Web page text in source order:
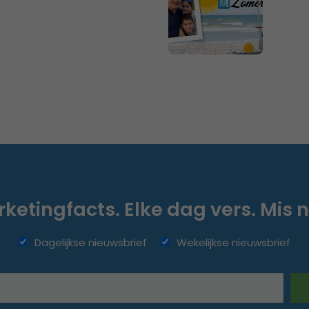
Elke dag vers. Mis
Dagelijkse nieuwsbrief Wekelijkse nieuwsbrief